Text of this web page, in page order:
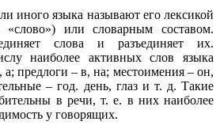
иного языка называют его лексикой
«слово») или словарным составом.
слова и разъединяет их.
наиболее активных слов языка
предлоги – в, на; местоимения – он,
– год. день, глаз и т. д. Такие
в речи, т. е. в них наиболее
у говорящих.